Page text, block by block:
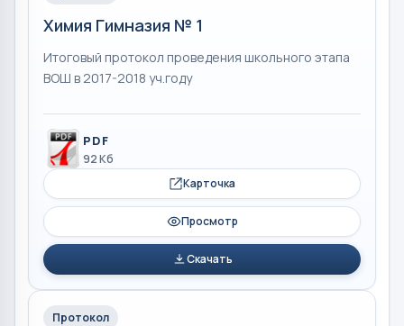
Химия Гимназия № 1
Итоговый протокол проведения школьного этапа
ВОШ в 2017-2018 уч.году
PDF
92 Кб
Карточка
Просмотр
Скачать
Протокол